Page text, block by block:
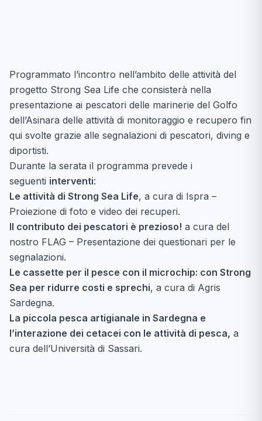
Programmato l’incontro nell’ambito delle attività del
progetto Strong Sea Life che consisterà nella
presentazione ai pescatori delle marinerie del Golfo
dell’Asinara delle attività di monitoraggio e recupero fin
qui svolte grazie alle segnalazioni di pescatori, diving e
diportisti.
Durante la serata il programma prevede i
seguenti interventi:
Le attività di Strong Sea Life, a cura di Ispra –
Proiezione di foto e video dei recuperi.
Il contributo dei pescatori è prezioso! a cura del
nostro FLAG – Presentazione dei questionari per le
segnalazioni.
Le cassette per il pesce con il microchip: con Strong
Sea per ridurre costi e sprechi, a cura di Agris
Sardegna.
La piccola pesca artigianale in Sardegna e
l’interazione dei cetacei con le attività di pesca, a
cura dell’Università di Sassari.